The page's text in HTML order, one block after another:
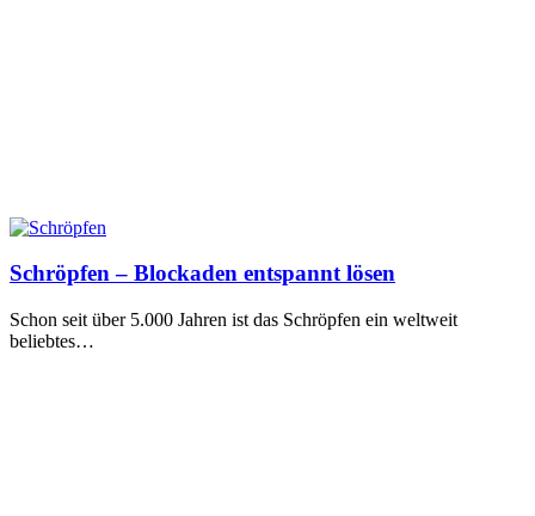
Schröpfen – Blockaden entspannt lösen
Schon seit über 5.000 Jahren ist das Schröpfen ein weltweit
beliebtes…